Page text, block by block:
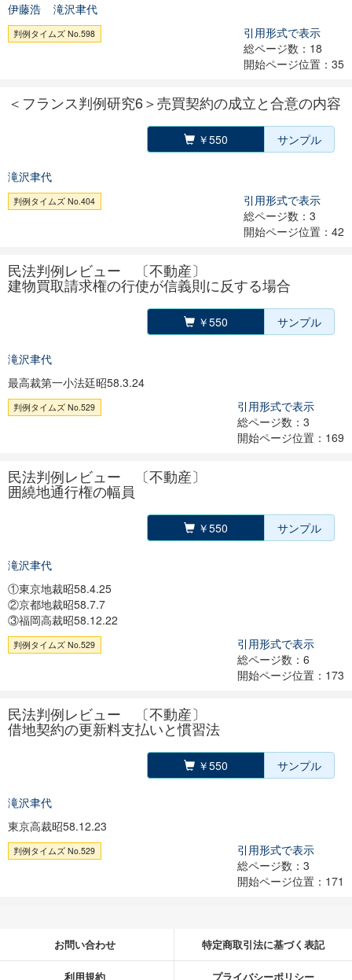
伊藤浩 滝沢聿代
判例タイムズ No.598
引用形式で表示
総ページ数：18
開始ページ位置：35
＜フランス判例研究6＞売買契約の成立と合意の内容
￥550 サンプル
滝沢聿代
判例タイムズ No.404
引用形式で表示
総ページ数：3
開始ページ位置：42
民法判例レビュー 〔不動産〕
建物買取請求権の行使が信義則に反する場合
￥550 サンプル
滝沢聿代
最高裁第一小法廷昭58.3.24
判例タイムズ No.529
引用形式で表示
総ページ数：3
開始ページ位置：169
民法判例レビュー 〔不動産〕
囲繞地通行権の幅員
￥550 サンプル
滝沢聿代
①東京地裁昭58.4.25
②京都地裁昭58.7.7
③福岡高裁昭58.12.22
判例タイムズ No.529
引用形式で表示
総ページ数：6
開始ページ位置：173
民法判例レビュー 〔不動産〕
借地契約の更新料支払いと慣習法
￥550 サンプル
滝沢聿代
東京高裁昭58.12.23
判例タイムズ No.529
引用形式で表示
総ページ数：3
開始ページ位置：171
お問い合わせ 特定商取引法に基づく表記
利用規約 プライバシーポリシー